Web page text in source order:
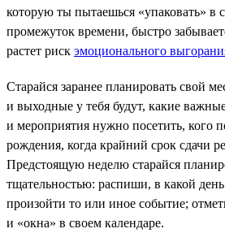
которую ты пытаешься «упаковать» в
промежуток времени, быстро
растет риск эмоционального
Старайся заранее планировать свой
и выходные у тебя будут, какие
и мероприятия нужно посетить, кого
рождения, когда крайний срок сдачи
Предстоящую неделю старайся
тщательностью: распиши, в какой
произойти то или иное событие;
и «окна» в своем календаре.